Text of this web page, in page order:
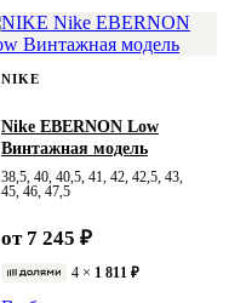
NIKE
Nike EBERNON Low
Винтажная модель
38,5, 40, 40,5, 41, 42, 42,5, 43,
45, 46, 47,5
от 7 245 ₽
4 × 1 811 ₽